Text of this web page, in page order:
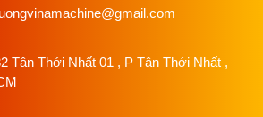
Tân Thới Nhất 01 , P Tân Thới Nhất ,